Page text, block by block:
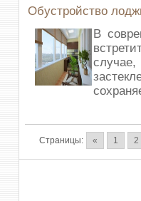
Обустройство
В
случае,
Страницы: « 1 2